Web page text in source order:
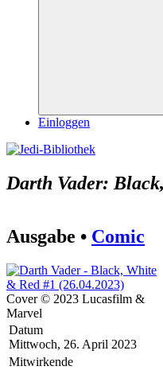
Einloggen
Darth Vader:
Ausgabe • Comic
Cover © 2023 Lucasfilm &
Marvel
Datum
Mittwoch, 26. April 2023
Mitwirkende